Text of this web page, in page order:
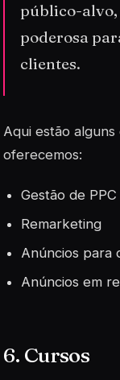
público-
poderosa
clientes.
Aqui estão
oferecemos:
Gestão de PPC
Remarketing
Anúncios para
Anúncios em
6. Cursos